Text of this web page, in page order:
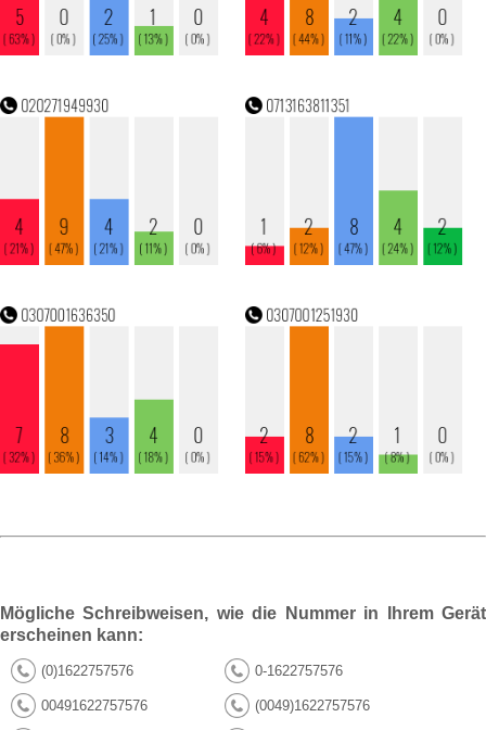
Mögliche Schreibweisen, wie die Nummer in Ihrem Gerät
erscheinen kann:
(0)1622757576 0-1622757576
00491622757576 (0049)1622757576